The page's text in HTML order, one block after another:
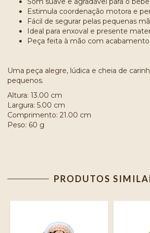
Estimula coordenação motora e
Fácil de segurar pelas pequenas
Ideal para enxoval e presente
Peça feita à mão com
Uma peça alegre, lúdica e cheia de
pequenos.
Altura: 13.00 cm
Largura: 5.00 cm
Comprimento: 21.00 cm
Peso: 60 g
PRODUTOS